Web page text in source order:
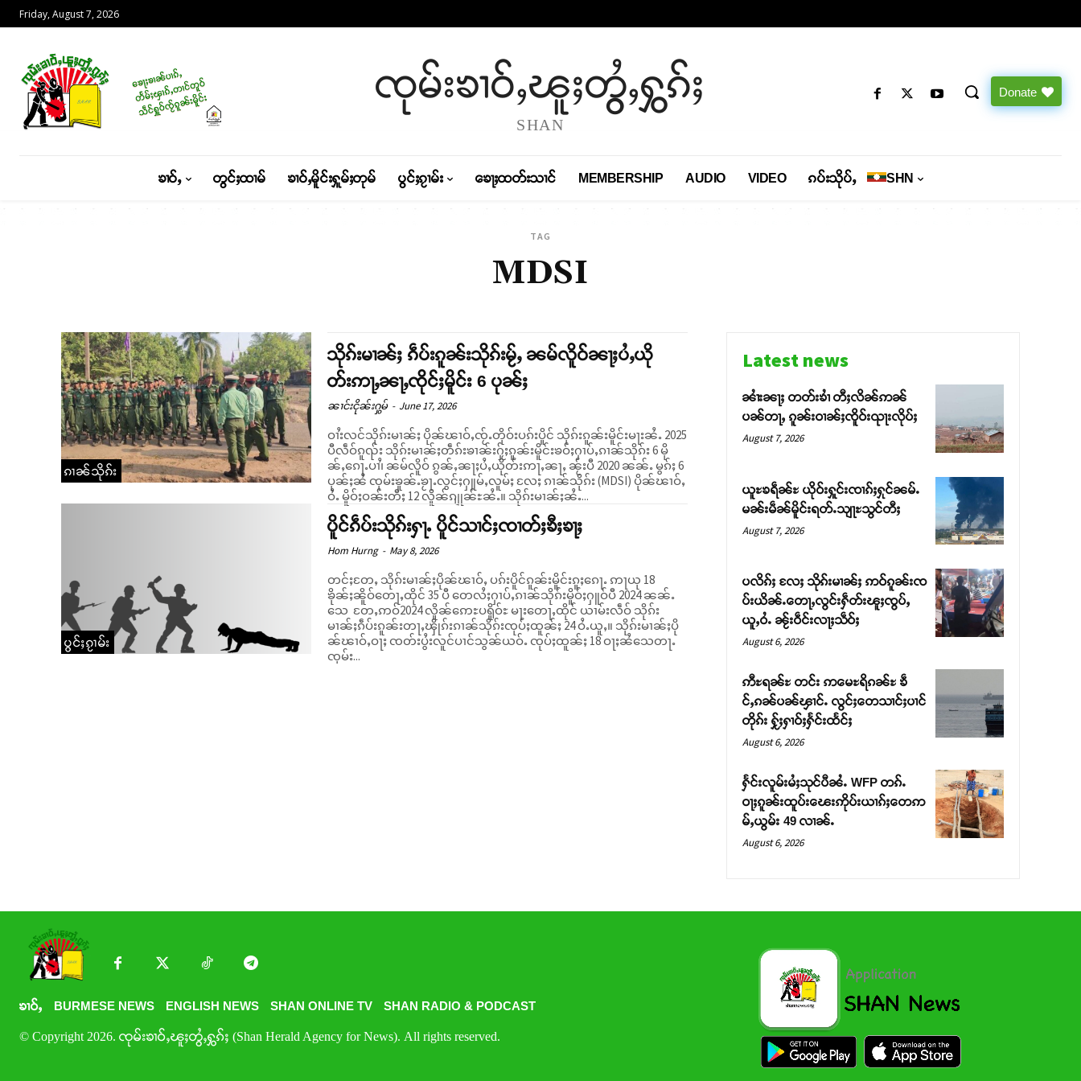
Friday, August 7, 2026
ၸုမ်းၶၢဝ်ႇၽူႈတွႆႇႁွၵ်ႈ
SHAN
Donate
ၶၢဝ်ႇ တွင်ႈထၢမ် ၶၢဝ်ႇမိူင်းႁူမ်ႈတုမ် ပွင်ႈၵႂၢမ်း ၶေႃႈထတ်းသၢင် MEMBERSHIP AUDIO VIDEO ၵပ်းသိုပ်ႇ SHN
TAG
MDSI
ၵၢၼ်သိုၵ်း
သိုၵ်းမၢၼ်ႈ ၵဵပ်းၵူၼ်းသိုၵ်းမႂ်ႇ ၼမ်လိူဝ်ၼႃႈပႆႇယို
တ်းဢႃႇၼႃႇၸိုင်ႈမိူင်း 6 ပုၼ်ႈ
ၼၢင်းငိုၼ်းႁွမ် - June 17, 2026
ဝၢႆးလင်သိုၵ်းမၢၼ်ႈ ပိုၼ်ၽၢဝ်ႇၸႂ်ႉတိုဝ်းပၵ်းပိူင် သိုၵ်းၵူၼ်းမိူင်းမႃးၼႆႉ 2025
ပီလဵဝ်ၵူၺ်း သိုၵ်းမၢၼ်ႈတဵၵ်းၶၢၼ်းႁႂ်ႈၵူၼ်းမိူင်းၶဝ်ႈႁၢပ်ႇၵၢၼ်သိုၵ်း 6 မို
ၼ်ႇၵေႃႉပၢႆ၊ ၼမ်လိူဝ် ၵွၼ်ႇၼႃႈပႆႇယိုတ်းဢႃႇၼႃႇ ၼႂ်းပီ 2020 ၼၼ်ႉ မွၵ်ႈ 6
ပုၼ်ႈၼႆ ၸုမ်းၶူၼ်ႉၶႂႃႉလွင်ႈႁူမ်ႇလူမ်ႈ လႄႈ ၵၢၼ်သိုၵ်း (MDSI) ပိုၼ်ၽၢဝ်ႇ
ဝႆႉ မိူဝ်ႈဝၼ်းတီႈ 12 လိူၼ်ၵျုၼ်ႊၼႆႉ။ သိုၵ်းမၢၼ်ႈၼႆႉ...
ပွင်ႈၵႂၢမ်း
ပိူင်ၵဵပ်းသိုၵ်းႁႃႉ ပိူင်သၢင်ႈၸၢတ်ႈၶီႈၶႃႈ
Hom Hurng - May 8, 2026
တင်ႈတႄႇ သိုၵ်းမၢၼ်ႈပိုၼ်ၽၢဝ်ႇ ပၵ်းပိူင်ၵူၼ်းမိူင်းၵူႈၵေႃႉ ဢႃယု 18
ၶိုၼ်ႈၼိူဝ်တေႃႇထိုင် 35 ပီ တေလႆႈႁၢပ်ႇၵၢၼ်သိုၵ်းမိူဝ်ႈႁူဝ်ပီ 2024 ၼၼ်ႉ
သေ တႄႇဢဝ်2024 လိူၼ်ဢေႊပရိူဝ်ႊ မႃးတေႃႇထိုင် ယၢမ်းလဵဝ် သိုၵ်း
မၢၼ်ႈၵဵပ်းၵူၼ်းတႃႇၾိုၵ်းၵၢၼ်သိုၵ်းၸုပ်ႈထူၼ်ႈ 24 ဝႆႉယူႇ။ သိုၵ်းမၢၼ်ႈပို
ၼ်ၽၢဝ်ႇဝႃႈ ၸတ်းပွႆးလူင်ပၢင်သွၼ်ယဝ်ႉ ၸုပ်ႈထူၼ်ႈ 18 ဝႃႈၼႆသေတႃႉ
ၸုမ်း...
Latest news
ၼၢႆးၼႃႈ တတ်းၶၢႆ တီႈလိၼ်ဢၼ်
ပၼ်တႃႇ ၵူၼ်းဝၢၼ်ႈၸိူဝ်းၺႃးလိုပ်ႈ
August 7, 2026
ယူႊၶရဵၼ်ႊ ယိုဝ်းႁူင်းၸၢၵ်ႈႁုင်ၼမ်ႉ
မၼ်းမဵၼ်မိူင်းရတ်ႉသျႃႊသွင်တီႈ
August 7, 2026
ပလိၵ်ႈ လႄႈ သိုၵ်းမၢၼ်ႈ ဢဝ်ၵူၼ်းၸ
ပ်းယိၼ်ႉတေႃႇလွင်းႁဵတ်းၽူႈၸွပ်ႇ
ယူႇဝႆႉ ၼႂ်းဝဵင်းလႃႈသဵဝ်ႈ
August 6, 2026
ဢီႊရၼ်ႊ တင်း ဢမေႊရိၵၼ်ႊ ၶဵ
င်ႇၵၼ်ပၼ်ၾၢင်ႉ လွင်ႈတေသၢင်ႈပၢင်
တိုၵ်း ႁႂ်ႈႁၢဝ်ႈႁႅင်းထႅင်ႈ
August 6, 2026
ႁႅင်းလူမ်းမႆႈသုင်ပီၼႆႉ WFP တၵ်ႉ
ဝႃႈၵူၼ်းထူပ်းၽေးဢိုပ်းယၢၵ်ႈတေဢ
မ်ႇယွမ်း 49 လၢၼ်ႉ
August 6, 2026
ၶၢဝ်ႇ BURMESE NEWS ENGLISH NEWS SHAN ONLINE TV SHAN RADIO & PODCAST
© Copyright 2026. ၸုမ်းၶၢဝ်ႇၽူႈတွႆႇႁွၵ်ႈ (Shan Herald Agency for News). All rights reserved.